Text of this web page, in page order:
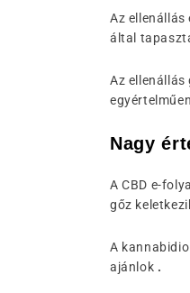
Az ellenállás
által
Az ellenállás
Nagy
A CBD e-
gőz
A
ajánlok .